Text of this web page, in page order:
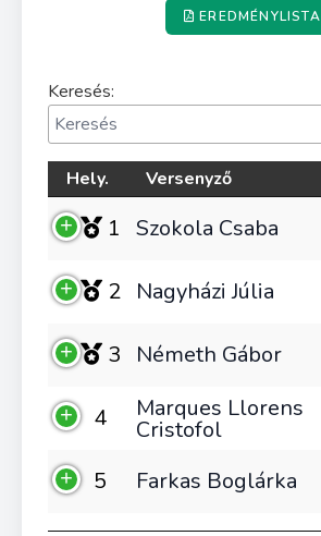
EREDMÉNYLISTA
Keresés:
Hely. Versenyző
1 Szokola Csaba
2 Nagyházi Júlia
3 Németh Gábor
4 Marques Llorens
Cristofol
5 Farkas Boglárka